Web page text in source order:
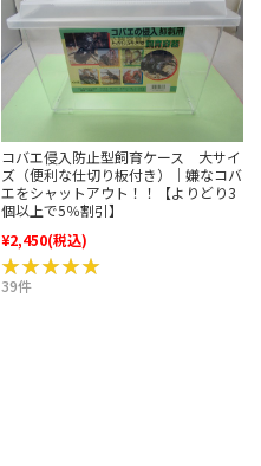
コバエ侵入防止型飼育ケース 大サイ
ズ（便利な仕切り板付き）｜嫌なコバ
エをシャットアウト！！【よりどり3
個以上で5％割引】
¥2,450(税込)
★★★★★
★★★★★
39件